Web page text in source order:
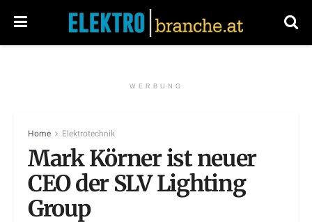
WERBUNG
Home Elektrotechnik
Mark Körner ist neuer
CEO der SLV Lighting
Group